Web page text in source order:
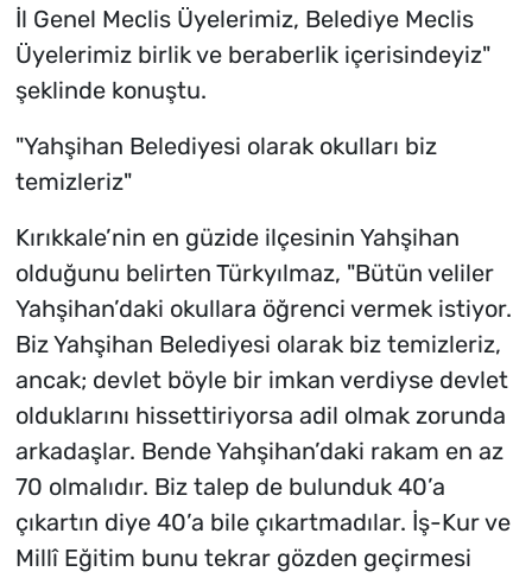
İl Genel Meclis Üyelerimiz, Belediye Meclis
Üyelerimiz birlik ve beraberlik içerisindeyiz"
şeklinde konuştu.
"Yahşihan Belediyesi olarak okulları biz
temizleriz"
Kırıkkale’nin en güzide ilçesinin Yahşihan
olduğunu belirten Türkyılmaz, "Bütün veliler
Yahşihan’daki okullara öğrenci vermek istiyor.
Biz Yahşihan Belediyesi olarak biz temizleriz,
ancak; devlet böyle bir imkan verdiyse devlet
olduklarını hissettiriyorsa adil olmak zorunda
arkadaşlar. Bende Yahşihan’daki rakam en az
70 olmalıdır. Biz talep de bulunduk 40’a
çıkartın diye 40’a bile çıkartmadılar. İş-Kur ve
Millî Eğitim bunu tekrar gözden geçirmesi